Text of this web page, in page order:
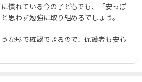
慣れている今の子どもでも、「安っぽ
思わず勉強に取り組めるでしょう。
な形で確認できるので、保護者も安心